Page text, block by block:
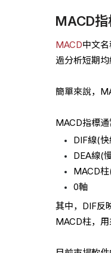
MACD
MACD中文
過分析短期
簡單來說，
MACD指標通
DIF線(快
DEA線(
MACD
0軸
其中，DIF反
MACD柱，用